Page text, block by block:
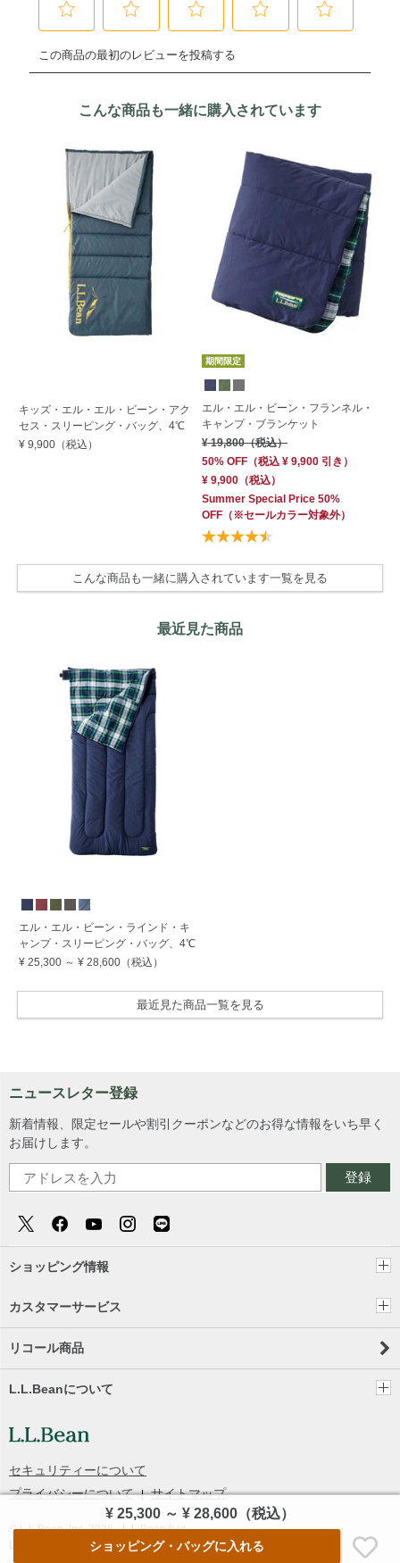
¥ 25,300 ～ ¥ 28,600 （税込）
ショッピング・バッグに入れる
こんな商品も一緒に購入されています
キッズ・エル・エル・ビーン・アク
セス・スリーピング・バッグ、4℃
¥ 9,900（税込）
期間限定
エル・エル・ビーン・フランネル・
キャンプ・ブランケット
¥ 19,800（税込）
50% OFF （税込 ¥ 9,900 引き）
¥ 9,900 （税込）
Summer Special Price 50%
OFF （※セールカラー対象外）
こんな商品も一緒に購入されています一覧を見る
最近見た商品
エル・エル・ビーン・ラインド・キ
ャンプ・スリーピング・バッグ、4℃
¥ 25,300～ ¥ 28,600（税込）
最近見た商品一覧を見る
ニュースレター登録
新着情報、限定セールや割引クーポンなどのお得な情報をいち早く
お届けします。
登録
ショッピング情報
カスタマーサービス
リコール商品
L.L.Beanについて
セキュリティーについて
プライバシーについて
サイトマップ
© L.L.Bean, Inc.2026- L.L.Bean® は
L.L.Bean, Inc.の登録商標です。